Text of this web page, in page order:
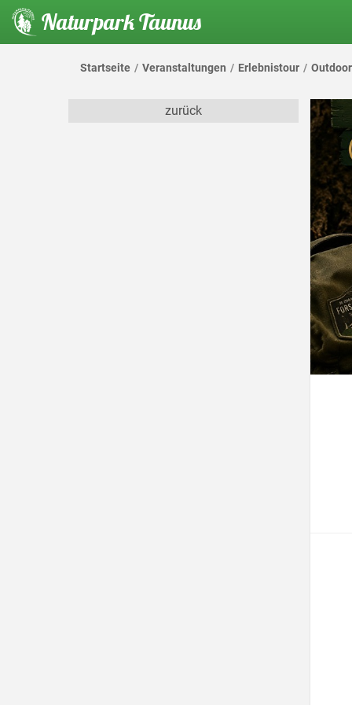
Naturpark Taunus
Startseite Veranstaltungen Erlebnistour
zurück